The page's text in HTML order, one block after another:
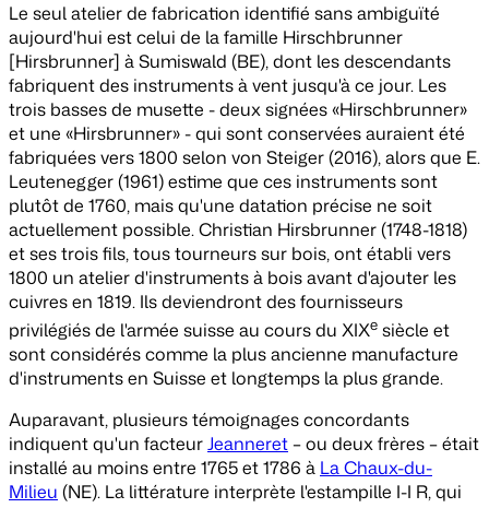
Le seul atelier de fabrication identifié sans ambiguïté
aujourd'hui est celui de la famille Hirschbrunner
[Hirsbrunner] à Sumiswald (BE), dont les descendants
fabriquent des instruments à vent jusqu'à ce jour. Les
trois basses de musette - deux signées «Hirschbrunner»
et une «Hirsbrunner» - qui sont conservées auraient été
fabriquées vers 1800 selon von Steiger (2016), alors que E.
Leutenegger (1961) estime que ces instruments sont
plutôt de 1760, mais qu'une datation précise ne soit
actuellement possible. Christian Hirsbrunner (1748-1818)
et ses trois fils, tous tourneurs sur bois, ont établi vers
1800 un atelier d'instruments à bois avant d'ajouter les
cuivres en 1819. Ils deviendront des fournisseurs
privilégiés de l'armée suisse au cours du XIXe siècle et
sont considérés comme la plus ancienne manufacture
d'instruments en Suisse et longtemps la plus grande.
Auparavant, plusieurs témoignages concordants
indiquent qu'un facteurJeanneret– ou deux frères – était
installé au moins entre 1765 et 1786 à La Chaux-du-
Milieu (NE). La littérature interprète l'estampille I-I R, qui